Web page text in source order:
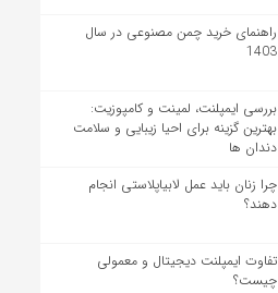
راهنمای خرید چمن مصنوعی در سال
1403
بررسی ایمپلنت، لمینت و کامپوزیت:
بهترین گزینه برای احیا زیبایی و سلامت
دندان ها
چرا زنان باید عمل لابیاپلاستی انجام
دهند؟
تفاوت ایمپلنت دیجیتال و معمولی
چیست؟